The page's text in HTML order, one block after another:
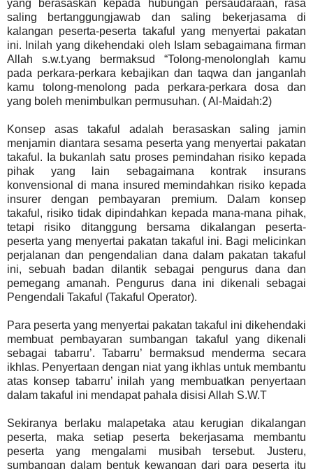
yang berasaskan kepada hubungan persaudaraan, rasa
saling bertanggungjawab dan saling bekerjasama di
kalangan peserta-peserta takaful yang menyertai pakatan
ini. Inilah yang dikehendaki oleh Islam sebagaimana firman
Allah s.w.t.yang bermaksud “Tolong-menolonglah kamu
pada perkara-perkara kebajikan dan taqwa dan janganlah
kamu tolong-menolong pada perkara-perkara dosa dan
yang boleh menimbulkan permusuhan. ( Al-Maidah:2)
Konsep asas takaful adalah berasaskan saling jamin
menjamin diantara sesama peserta yang menyertai pakatan
takaful. Ia bukanlah satu proses pemindahan risiko kepada
pihak yang lain sebagaimana kontrak insurans
konvensional di mana insured memindahkan risiko kepada
insurer dengan pembayaran premium. Dalam konsep
takaful, risiko tidak dipindahkan kepada mana-mana pihak,
tetapi risiko ditanggung bersama dikalangan peserta-
peserta yang menyertai pakatan takaful ini. Bagi melicinkan
perjalanan dan pengendalian dana dalam pakatan takaful
ini, sebuah badan dilantik sebagai pengurus dana dan
pemegang amanah. Pengurus dana ini dikenali sebagai
Pengendali Takaful (Takaful Operator).
Para peserta yang menyertai pakatan takaful ini dikehendaki
membuat pembayaran sumbangan takaful yang dikenali
sebagai tabarru’. Tabarru’ bermaksud menderma secara
ikhlas. Penyertaan dengan niat yang ikhlas untuk membantu
atas konsep tabarru’ inilah yang membuatkan penyertaan
dalam takaful ini mendapat pahala disisi Allah S.W.T
Sekiranya berlaku malapetaka atau kerugian dikalangan
peserta, maka setiap peserta bekerjasama membantu
peserta yang mengalami musibah tersebut. Justeru,
sumbangan dalam bentuk kewangan dari para peserta itu